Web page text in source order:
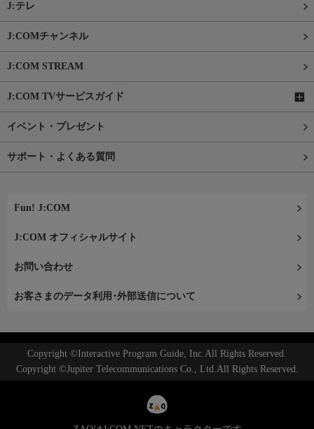
J:テレ
J:COMチャンネル
J:COM STREAM
J:COM TVサービスガイド
イベント・プレゼント
サポート・よくある質問
Fun! J:COM
J:COM オフィシャルサイト
お問い合わせ
お客さまのデータ利用･外部送信について
Copyright ©Interactive Program Guide, Inc.All Rights Reserved.
Copyright ©Jupiter Telecommunications Co., Ltd.All Rights Reserved.